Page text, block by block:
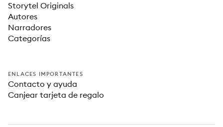
Storytel Originals
Autores
Narradores
Categorías
ENLACES IMPORTANTES
Contacto y ayuda
Canjear tarjeta de regalo